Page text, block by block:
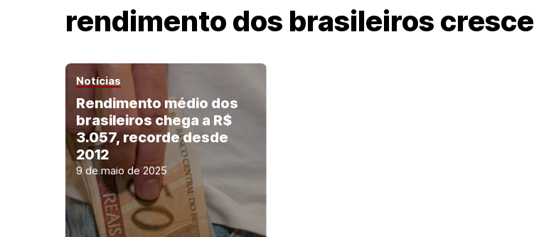
rendimento dos brasileiros cresce
Notícias
Rendimento médio dos
brasileiros chega a R$
3.057, recorde desde
2012
9 de maio de 2025